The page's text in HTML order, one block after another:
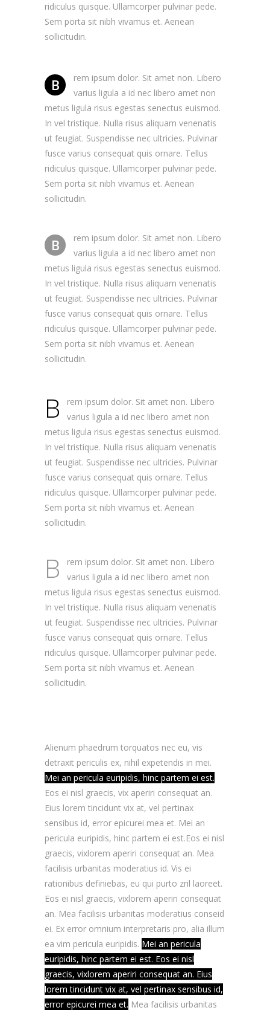
ridiculus quisque. Ullamcorper pulvinar pede.
Sem porta sit nibh vivamus et. Aenean
sollicitudin.
B
rem ipsum dolor. Sit amet non. Libero
varius ligula a id nec libero amet non
metus ligula risus egestas senectus euismod.
In vel tristique. Nulla risus aliquam venenatis
ut feugiat. Suspendisse nec ultricies. Pulvinar
fusce varius consequat quis ornare. Tellus
ridiculus quisque. Ullamcorper pulvinar pede.
Sem porta sit nibh vivamus et. Aenean
sollicitudin.
B
rem ipsum dolor. Sit amet non. Libero
varius ligula a id nec libero amet non
metus ligula risus egestas senectus euismod.
In vel tristique. Nulla risus aliquam venenatis
ut feugiat. Suspendisse nec ultricies. Pulvinar
fusce varius consequat quis ornare. Tellus
ridiculus quisque. Ullamcorper pulvinar pede.
Sem porta sit nibh vivamus et. Aenean
sollicitudin.
B
rem ipsum dolor. Sit amet non. Libero
varius ligula a id nec libero amet non
metus ligula risus egestas senectus euismod.
In vel tristique. Nulla risus aliquam venenatis
ut feugiat. Suspendisse nec ultricies. Pulvinar
fusce varius consequat quis ornare. Tellus
ridiculus quisque. Ullamcorper pulvinar pede.
Sem porta sit nibh vivamus et. Aenean
sollicitudin.
B
rem ipsum dolor. Sit amet non. Libero
varius ligula a id nec libero amet non
metus ligula risus egestas senectus euismod.
In vel tristique. Nulla risus aliquam venenatis
ut feugiat. Suspendisse nec ultricies. Pulvinar
fusce varius consequat quis ornare. Tellus
ridiculus quisque. Ullamcorper pulvinar pede.
Sem porta sit nibh vivamus et. Aenean
sollicitudin.
Alienum phaedrum torquatos nec eu, vis
detraxit periculis ex, nihil expetendis in mei.
Mei an pericula euripidis, hinc partem ei est.
Eos ei nisl graecis, vix aperiri consequat an.
Eius lorem tincidunt vix at, vel pertinax
sensibus id, error epicurei mea et. Mei an
pericula euripidis, hinc partem ei est.Eos ei nisl
graecis, vixlorem aperiri consequat an. Mea
facilisis urbanitas moderatius id. Vis ei
rationibus definiebas, eu qui purto zril laoreet.
Eos ei nisl graecis, vixlorem aperiri consequat
an. Mea facilisis urbanitas moderatius conseid
ei. Ex error omnium interpretaris pro, alia illum
ea vim pericula euripidis. Mei an pericula
euripidis, hinc partem ei est. Eos ei nisl
graecis, vixlorem aperiri consequat an. Eius
lorem tincidunt vix at, vel pertinax sensibus id,
error epicurei mea et. Mea facilisis urbanitas